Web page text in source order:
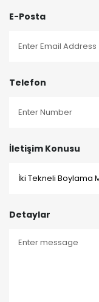
E-Posta
Telefon
İletişim Konusu
Detaylar